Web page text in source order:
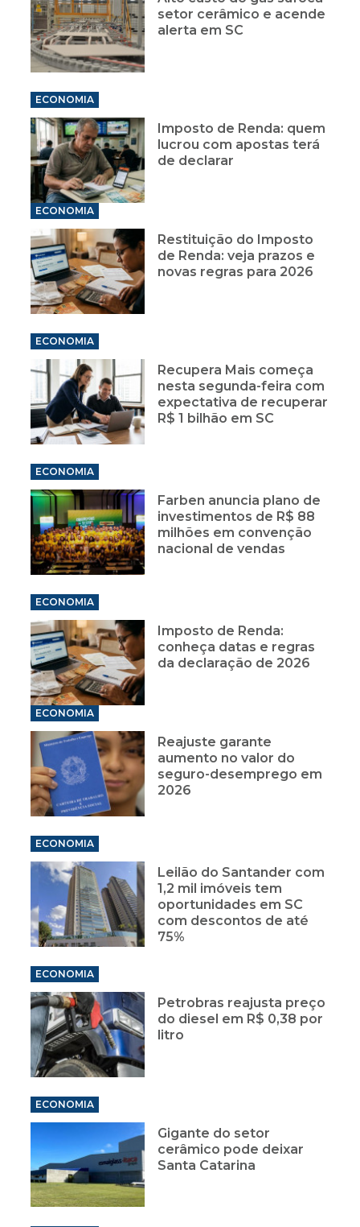
setor cerâmico e acende
alerta em SC
ECONOMIA
Imposto de Renda: quem
lucrou com apostas terá
de declarar
ECONOMIA
Restituição do Imposto
de Renda: veja prazos e
novas regras para 2026
ECONOMIA
Recupera Mais começa
nesta segunda-feira com
expectativa de recuperar
R$ 1 bilhão em SC
ECONOMIA
Farben anuncia plano de
investimentos de R$ 88
milhões em convenção
nacional de vendas
ECONOMIA
Imposto de Renda:
conheça datas e regras
da declaração de 2026
ECONOMIA
Reajuste garante
aumento no valor do
seguro-desemprego em
2026
ECONOMIA
Leilão do Santander com
1,2 mil imóveis tem
oportunidades em SC
com descontos de até
75%
ECONOMIA
Petrobras reajusta preço
do diesel em R$ 0,38 por
litro
ECONOMIA
Gigante do setor
cerâmico pode deixar
Santa Catarina